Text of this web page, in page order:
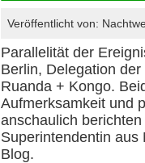
Veröffentlicht von:
Parallelität der
Berlin, Delegation
Ruanda + Kongo.
Aufmerksamkeit und
anschaulich
Superintendentin aus
Blog.